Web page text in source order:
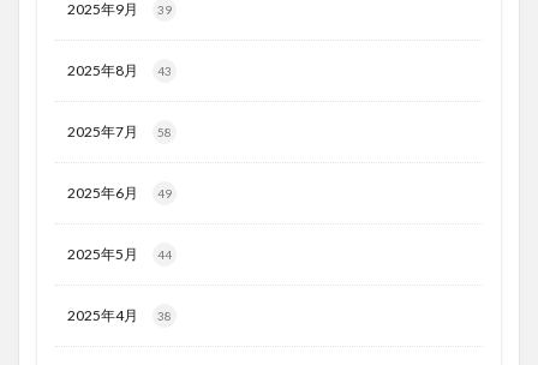
2025年9月 39
2025年8月 43
2025年7月 58
2025年6月 49
2025年5月 44
2025年4月 38